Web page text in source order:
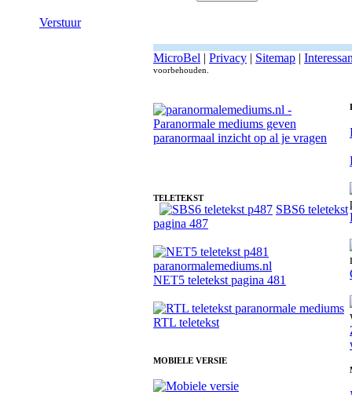
Verstuur
MicroBel | Privacy | Sitemap |
voorbehouden.
TELETEKST
SBS6 teletekst
pagina 487
NET5 teletekst pagina 481
RTL teletekst
MOBIELE VERSIE